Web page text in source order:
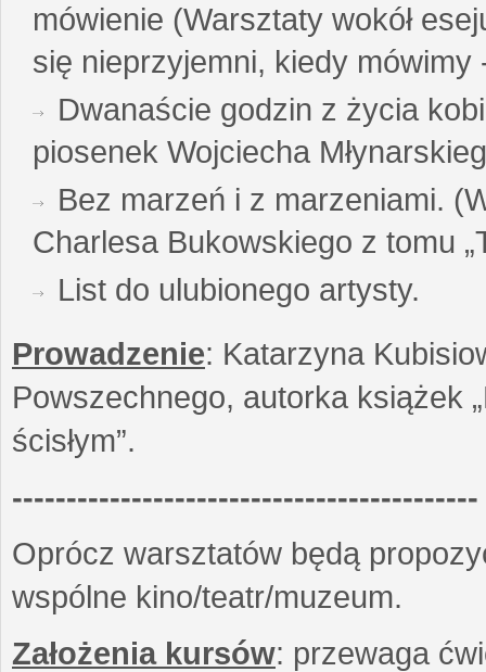
mówienie (Warsztaty wokół
się nieprzyjemni, kiedy mówimy
Dwanaście godzin z życia
piosenek Wojciecha
Bez marzeń i z marzeniami.
Charlesa Bukowskiego z tomu
List do ulubionego artysty.
Prowadzenie: Katarzyna
Powszechnego, autorka książek
ścisłym”.
-------------------------------------------
Oprócz warsztatów będą
wspólne kino/teatr/muzeum.
Założenia kursów: przewaga